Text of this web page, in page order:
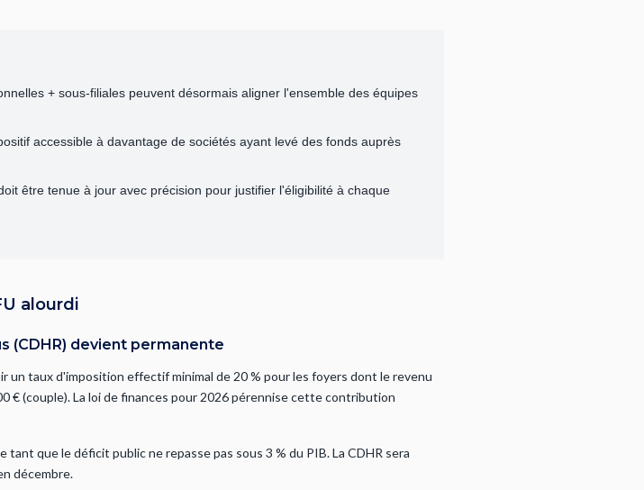
+ sous-filiales peuvent désormais aligner l'ensemble des équipes
accessible à davantage de sociétés ayant levé des fonds auprès
être tenue à jour avec précision pour justifier l'éligibilité à chaque
alourdi
(CDHR) devient permanente
un taux d'imposition effectif minimal de 20 % pour les foyers dont le revenu
€ (couple). La loi de finances pour 2026 pérennise cette contribution
que le déficit public ne repasse pas sous 3 % du PIB. La CDHR sera
décembre.